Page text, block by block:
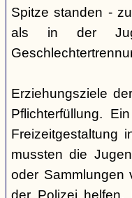
Spitze standen -
als in der
Erziehungsziele
Pflichterfüllung.
Freizeitgestaltung
mussten die
oder Sammlungen
der Polizei helfen.